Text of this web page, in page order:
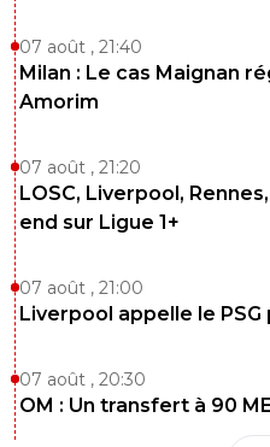
07 août , 21:40
Milan : Le cas Maignan
Amorim
07 août , 21:20
LOSC, Liverpool,
end sur Ligue 1+
07 août , 21:00
Liverpool appelle le
07 août , 20:30
OM : Un transfert à 90